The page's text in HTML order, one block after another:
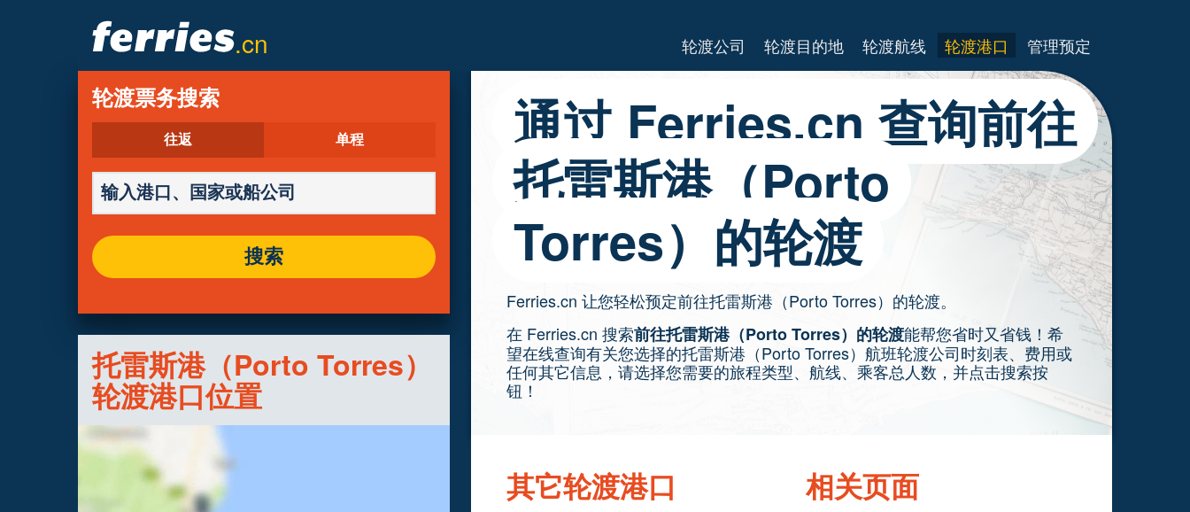
.cn 轮渡公司 轮渡目的地 轮渡航线 轮渡港口 管理预定
轮渡票务搜索
往返 单程
搜索
托雷斯港（Porto Torres）
轮渡港口位置
通过 Ferries.cn 查询前往
托雷斯港（Porto
Torres）的轮渡
Ferries.cn 让您轻松预定前往托雷斯港（Porto Torres）的轮渡。
在 Ferries.cn 搜索前往托雷斯港（Porto Torres）的轮渡能帮您省时又省钱！希
望在线查询有关您选择的托雷斯港（Porto Torres）航班轮渡公司时刻表、费用或
任何其它信息，请选择您需要的旅程类型、航线、乘客总人数，并点击搜索按
钮！
其它轮渡港口 相关页面